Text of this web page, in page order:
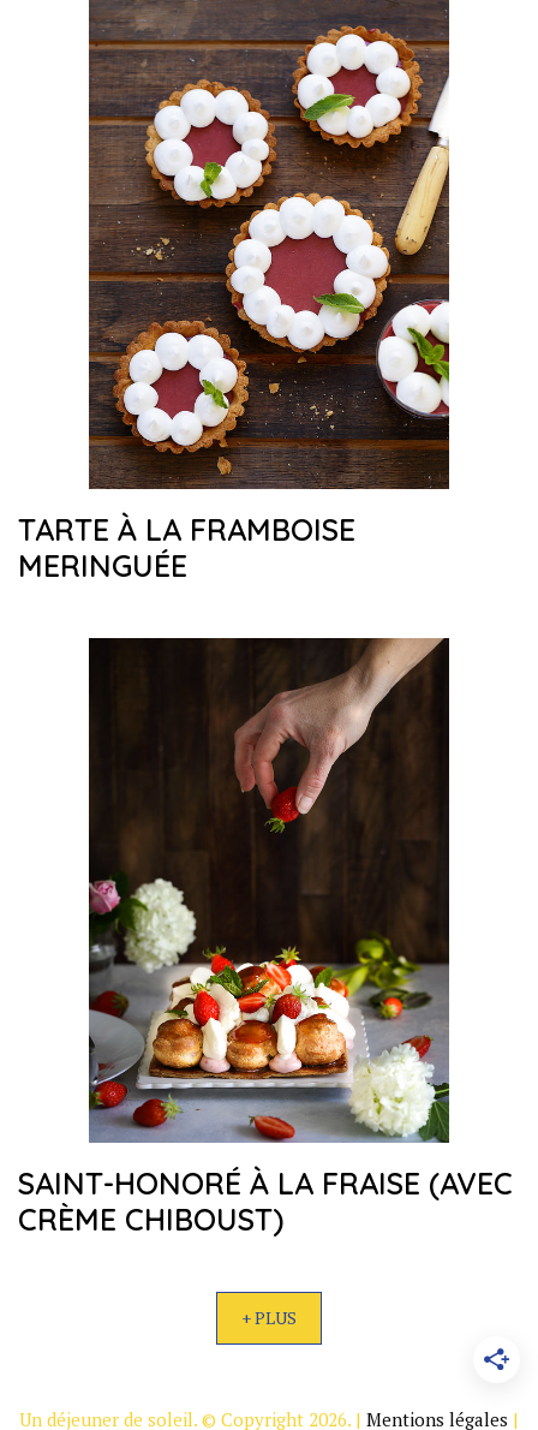
TARTE À LA FRAMBOISE
MERINGUÉE
SAINT-HONORÉ À LA FRAISE (AVEC
CRÈME CHIBOUST)
+ PLUS
Un déjeuner de soleil. © Copyright 2026. | Mentions légales |